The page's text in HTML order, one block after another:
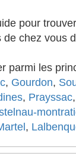
pour
de chez vous
parmi les
, Gourdon,
, Prayssac,
,